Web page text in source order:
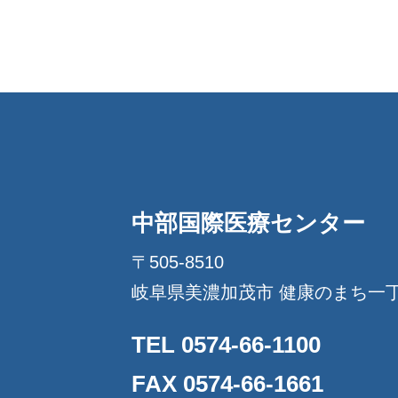
中部国際医療センター
〒505-8510
岐阜県美濃加茂市 健康のまち一
TEL 0574-66-1100
FAX 0574-66-1661